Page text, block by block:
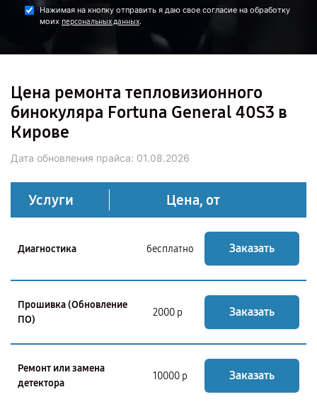
Нажимая на кнопку отправить я даю свое согласие на обработку
моих персональных данных.
Цена ремонта тепловизионного
бинокуляра Fortuna General 40S3 в
Кирове
Дата обновления прайса: 01.08.2026
Услуги Цена, от
Диагностика бесплатно Заказать
Прошивка (Обновление
ПО)
2000 р Заказать
Ремонт или замена
детектора
10000 р Заказать